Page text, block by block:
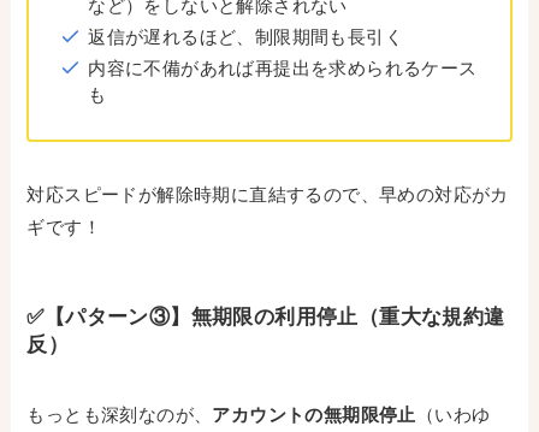
など）をしないと解除されない
返信が遅れるほど、制限期間も長引く
内容に不備があれば再提出を求められるケース
も
対応スピードが解除時期に直結するので、早めの対応がカ
ギです！
✅【パターン③】無期限の利用停止（重大な規約違
反）
もっとも深刻なのが、 アカウントの無期限停止
（いわゆ